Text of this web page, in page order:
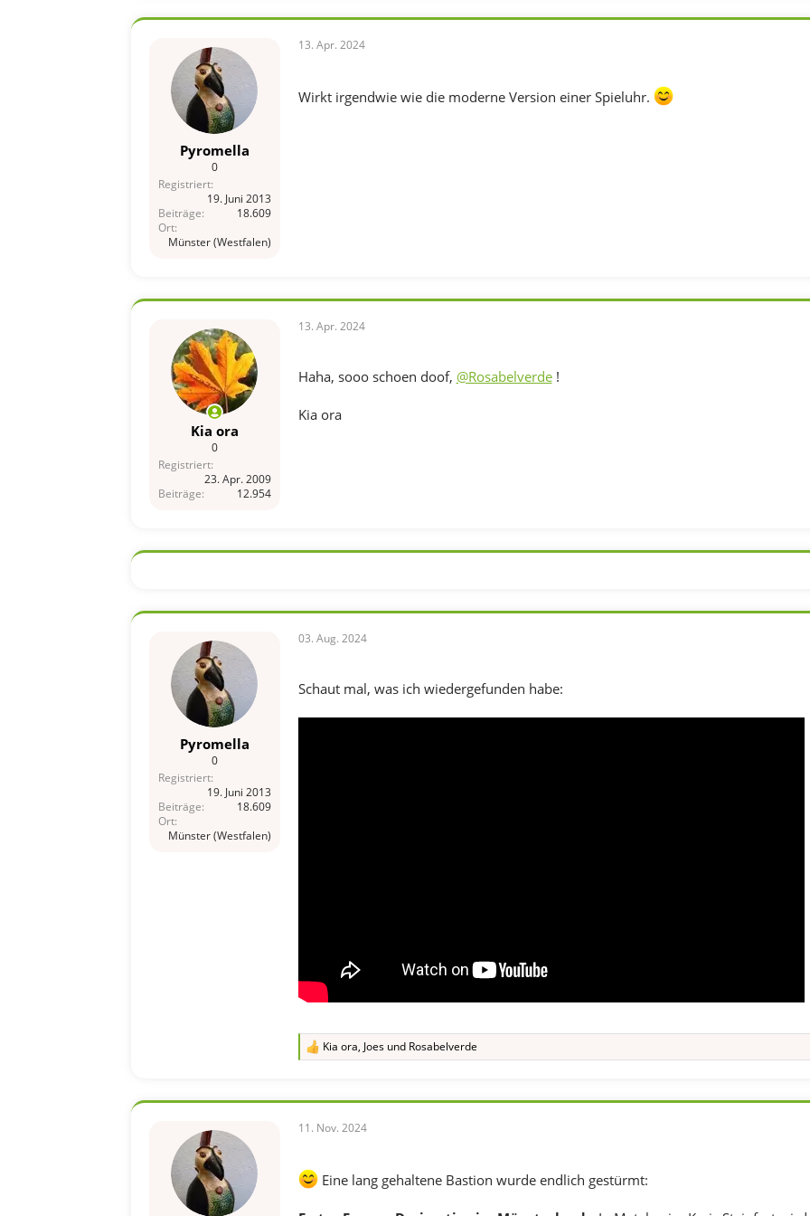
e
n
:
Pyromella
0
Registriert
19. Juni 2013
Beiträge
18.609
Ort
Münster (Westfalen)
13. Apr. 2024
Wirkt irgendwie wie die moderne Version einer Spieluhr.
Kia ora
0
Registriert
23. Apr. 2009
Beiträge
12.954
13. Apr. 2024
Haha, sooo schoen doof, @Rosabelverde!
Kia ora
Pyromella
0
Registriert
19. Juni 2013
Beiträge
18.609
Ort
Münster (Westfalen)
03. Aug. 2024
Schaut mal, was ich wiedergefunden habe:
R
i
e
n
Kia ora, Joesund Rosabelverde
11. Nov. 2024
Eine lang gehaltene Bastion wurde endlich gestürmt: